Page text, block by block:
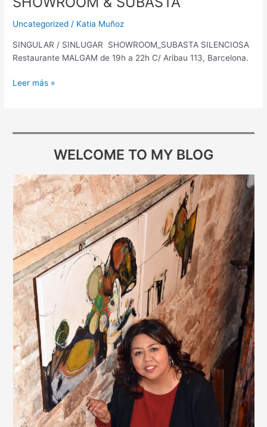
Uncategorized / Katia Muñoz
SINGULAR / SINLUGAR SHOWROOM_SUBASTA SILENCIOSA
Restaurante MALGAM de 19h a 22h C/ Aribau 113, Barcelona.
SINLUGAR
>>
&
SUBASTA
Leer más »
WELCOME TO MY BLOG